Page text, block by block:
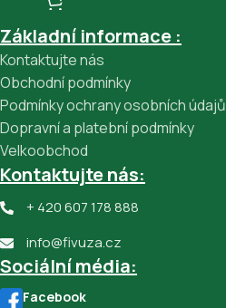
Základní informace :
Kontaktujte nás
Obchodní podmínky
Podmínky ochrany osobních údajů
Dopravní a platební podmínky
Velkoobchod
Kontaktujte nás:
+ 420 607 178 888
info@fivuza.cz
Sociální média:
Facebook